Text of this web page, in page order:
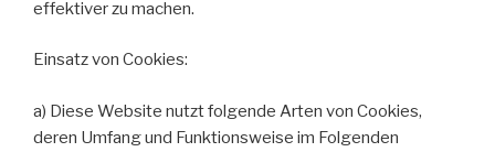
effektiver zu machen.
Einsatz von Cookies:
a) Diese Website nutzt folgende Arten von Cookies,
deren Umfang und Funktionsweise im Folgenden